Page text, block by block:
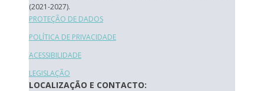
(2021-2027).
PROTEÇÃO DE DADOS
POLÍTICA DE PRIVACIDADE
ACESSIBILIDADE
LEGISLAÇÃO
LOCALIZAÇÃO E CONTACTO: